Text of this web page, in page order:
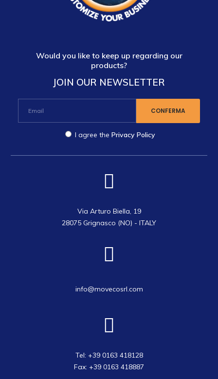
Would you like to keep up regarding our
products?
JOIN OUR NEWSLETTER
I agree the Privacy Policy
Via Arturo Biella, 19
28075 Grignasco (NO) - ITALY
info@movecosrl.com
Tel: +39 0163 418128
Fax: +39 0163 418887